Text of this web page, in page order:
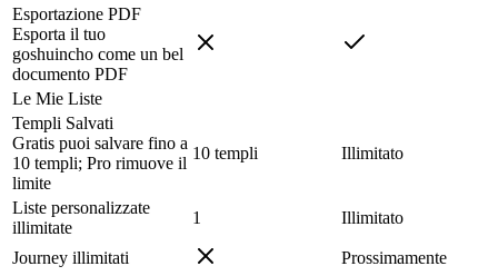
Esportazione PDF
Esporta il tuo
goshuincho come un bel
documento PDF
Le Mie Liste
Templi Salvati
Gratis puoi salvare fino a
10 templi; Pro rimuove il
limite
10 templi Illimitato
Liste personalizzate
illimitate
1 Illimitato
Journey illimitati
Prossimamente